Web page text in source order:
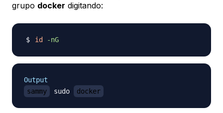
grupo docker digitando:
id -nG
Output
sammy
sudo docker